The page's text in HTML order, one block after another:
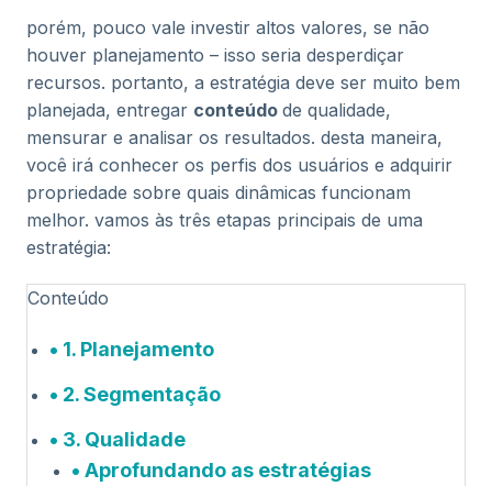
porém, pouco vale investir altos valores, se não
houver planejamento – isso seria desperdiçar
recursos. portanto, a estratégia deve ser muito bem
planejada, entregar conteúdo de qualidade,
mensurar e analisar os resultados. desta maneira,
você irá conhecer os perfis dos usuários e adquirir
propriedade sobre quais dinâmicas funcionam
melhor. vamos às três etapas principais de uma
estratégia:
Conteúdo
1. Planejamento
2. Segmentação
3. Qualidade
Aprofundando as estratégias